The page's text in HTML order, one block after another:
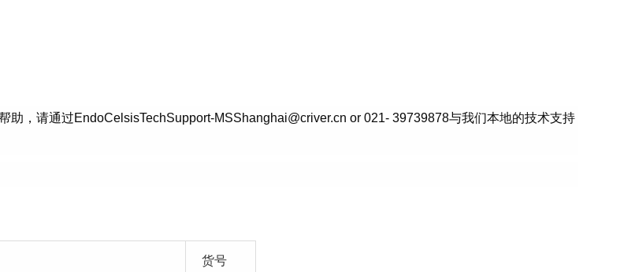
，请通过EndoCelsisTechSupport-MSShanghai@criver.cn or 021- 39739878与我们本地的技术支持
货号